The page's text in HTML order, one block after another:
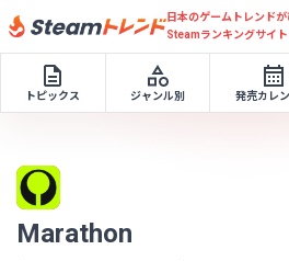
日本のゲームトレンド
Steamランキングサイト
トピックス ジャンル別 発売カレ
Marathon